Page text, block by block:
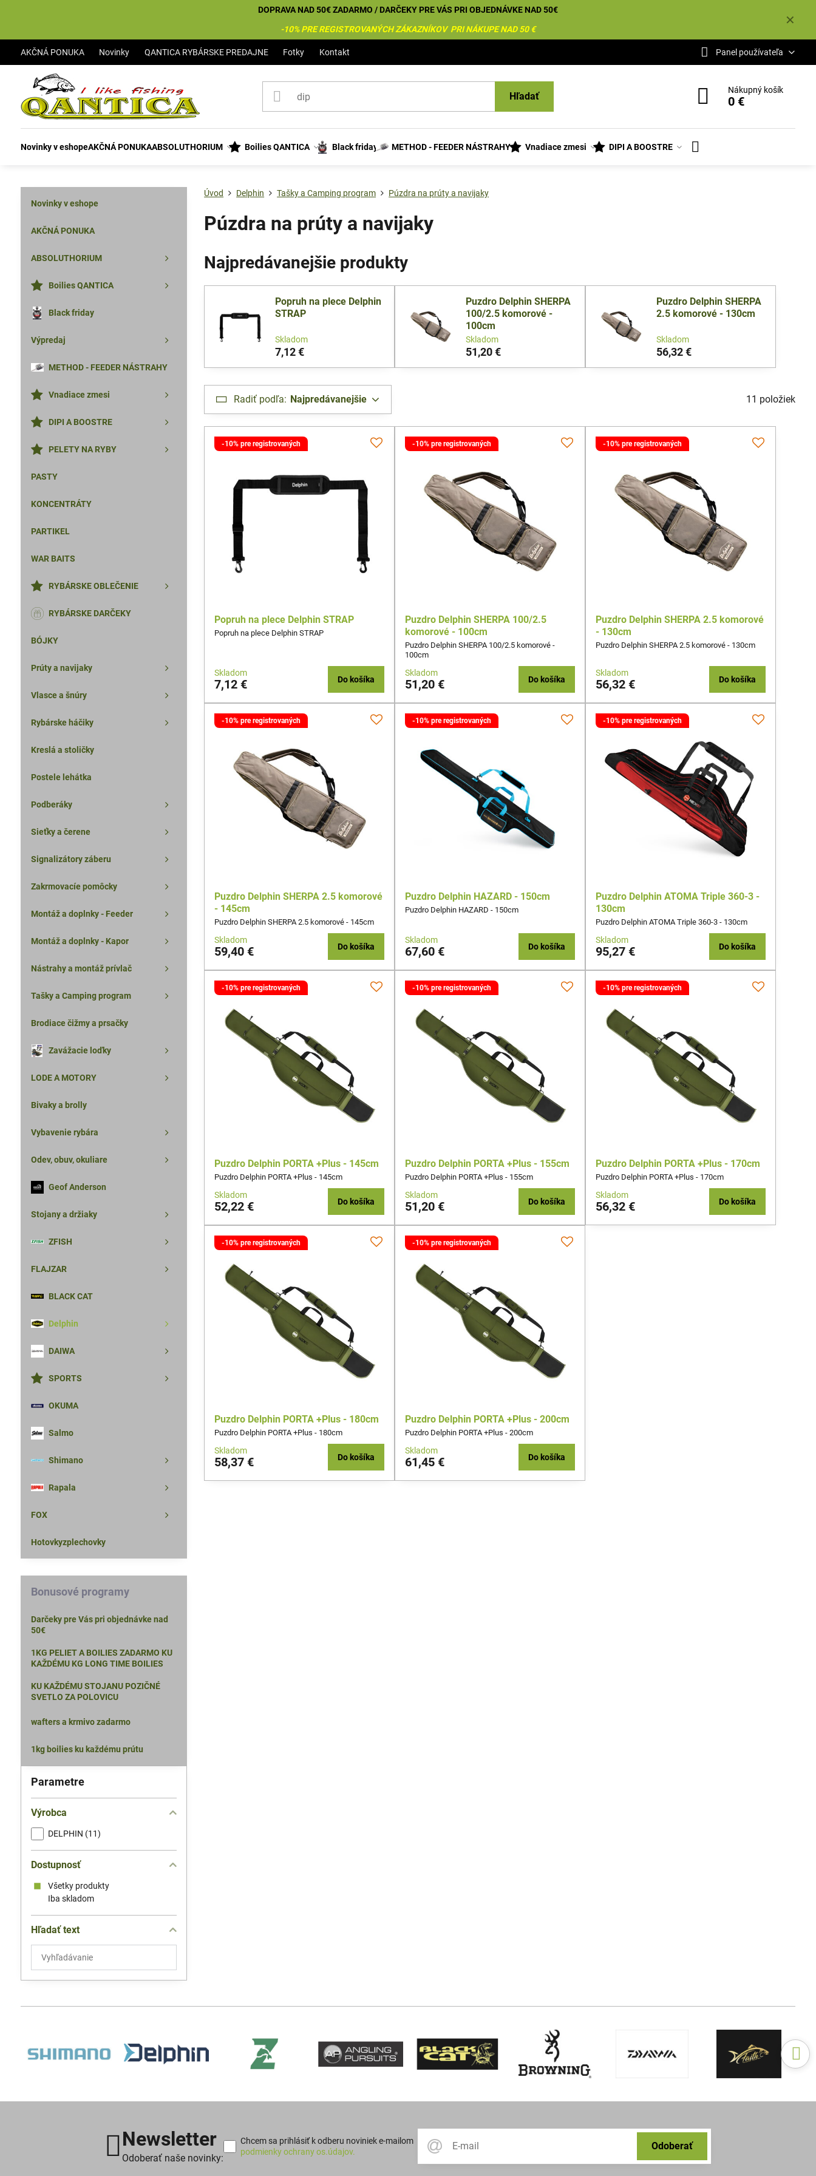
✕
DOPRAVA NAD 50€ ZADARMO / DARČEKY PRE VÁS PRI OBJEDNÁVKE NAD 50€
-10% PRE REGISTROVANÝCH ZÁKAZNÍKOV PRI NÁKUPE NAD 50 €
AKČNÁ PONUKA Novinky QANTICA RYBÁRSKE PREDAJNE Fotky Kontakt Panel používateľa
Hľadať
Nákupný košík
0 €
Novinky v eshopeAKČNÁ PONUKAABSOLUTHORIUM Boilies QANTICA Black friday METHOD - FEEDER NÁSTRAHY Vnadiace zmesi DIPI A BOOSTRE
Úvod Delphin Tašky a Camping program Púzdra na prúty a navijaky
Púzdra na prúty a navijaky
Najpredávanejšie produkty
Popruh na plece Delphin
STRAP
Skladom
7,12 €
Puzdro Delphin SHERPA
100/2.5 komorové -
100cm
Skladom
51,20 €
Puzdro Delphin SHERPA
2.5 komorové - 130cm
Skladom
56,32 €
Radiť podľa: Najpredávanejšie 11 položiek
-10% pre registrovaných
Popruh na plece Delphin STRAP
Popruh na plece Delphin STRAP
Skladom
7,12 € Do košíka
-10% pre registrovaných
Puzdro Delphin SHERPA 100/2.5
komorové - 100cm
Puzdro Delphin SHERPA 100/2.5 komorové -
100cm
Skladom
51,20 € Do košíka
-10% pre registrovaných
Puzdro Delphin SHERPA 2.5 komorové
- 130cm
Puzdro Delphin SHERPA 2.5 komorové - 130cm
Skladom
56,32 € Do košíka
-10% pre registrovaných
Puzdro Delphin SHERPA 2.5 komorové
- 145cm
Puzdro Delphin SHERPA 2.5 komorové - 145cm
Skladom
59,40 € Do košíka
-10% pre registrovaných
Puzdro Delphin HAZARD - 150cm
Puzdro Delphin HAZARD - 150cm
Skladom
67,60 € Do košíka
-10% pre registrovaných
Puzdro Delphin ATOMA Triple 360-3 -
130cm
Puzdro Delphin ATOMA Triple 360-3 - 130cm
Skladom
95,27 € Do košíka
-10% pre registrovaných
Puzdro Delphin PORTA +Plus - 145cm
Puzdro Delphin PORTA +Plus - 145cm
Skladom
52,22 € Do košíka
-10% pre registrovaných
Puzdro Delphin PORTA +Plus - 155cm
Puzdro Delphin PORTA +Plus - 155cm
Skladom
51,20 € Do košíka
-10% pre registrovaných
Puzdro Delphin PORTA +Plus - 170cm
Puzdro Delphin PORTA +Plus - 170cm
Skladom
56,32 € Do košíka
-10% pre registrovaných
Puzdro Delphin PORTA +Plus - 180cm
Puzdro Delphin PORTA +Plus - 180cm
Skladom
58,37 € Do košíka
-10% pre registrovaných
Puzdro Delphin PORTA +Plus - 200cm
Puzdro Delphin PORTA +Plus - 200cm
Skladom
61,45 € Do košíka
Parametre
Výrobca
DELPHIN (11)
Dostupnosť
Všetky produkty
Iba skladom
Hľadať text
Prehľadať
výsledky
filtra
Novinky v eshope
AKČNÁ PONUKA
ABSOLUTHORIUM
Boilies QANTICA
Black friday
Výpredaj
METHOD - FEEDER NÁSTRAHY
Vnadiace zmesi
DIPI A BOOSTRE
PELETY NA RYBY
PASTY
KONCENTRÁTY
PARTIKEL
WAR BAITS
RYBÁRSKE OBLEČENIE
RYBÁRSKE DARČEKY
BÓJKY
Prúty a navijaky
Vlasce a šnúry
Rybárske háčiky
Kreslá a stoličky
Postele lehátka
Podberáky
Sieťky a čerene
Signalizátory záberu
Zakrmovacíe pomôcky
Montáž a doplnky - Feeder
Montáž a doplnky - Kapor
Nástrahy a montáž prívlač
Tašky a Camping program
Brodiace čižmy a prsačky
Zavážacie loďky
LODE A MOTORY
Bivaky a brolly
Vybavenie rybára
Odev, obuv, okuliare
Geof Anderson
Stojany a držiaky
ZFISH
FLAJZAR
BLACK CAT
Delphin
DAIWA
SPORTS
OKUMA
Salmo
Shimano
Rapala
FOX
Hotovkyzplechovky
Bonusové programy
Darčeky pre Vás pri objednávke nad
50€
1KG PELIET A BOILIES ZADARMO KU
KAŽDÉMU KG LONG TIME BOILIES
KU KAŽDÉMU STOJANU POZIČNÉ
SVETLO ZA POLOVICU
wafters a krmivo zadarmo
1kg boilies ku každému prútu
Newsletter
Odoberať naše novinky:
Odoberať
Chcem sa prihlásiť k odberu noviniek e-mailom
podmienky ochrany os.údajov.